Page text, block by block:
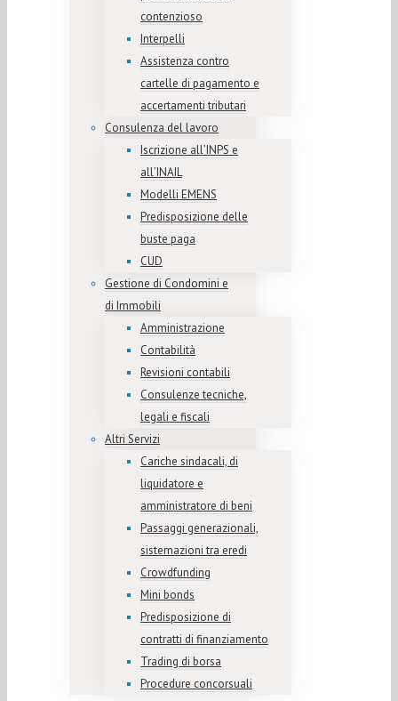
contenzioso
Interpelli
Assistenza contro
cartelle di pagamento e
accertamenti tributari
Consulenza del lavoro
Iscrizione all’INPS e
all’INAIL
Modelli EMENS
Predisposizione delle
buste paga
CUD
Gestione di Condomini e
di Immobili
Amministrazione
Contabilità
Revisioni contabili
Consulenze tecniche,
legali e fiscali
Altri Servizi
Cariche sindacali, di
liquidatore e
amministratore di beni
Passaggi generazionali,
sistemazioni tra eredi
Crowdfunding
Mini bonds
Predisposizione di
contratti di finanziamento
Trading di borsa
Procedure concorsuali